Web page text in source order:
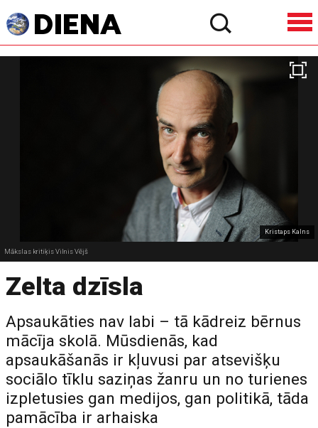
Kristaps Kalns
Mākslas kritiķis Vilnis Vējš
Zelta dzīsla
Apsaukāties nav labi – tā kādreiz bērnus
mācīja skolā. Mūsdienās, kad
apsaukāšanās ir kļuvusi par atsevišķu
sociālo tīklu saziņas žanru un no turienes
izpletusies gan medijos, gan politikā, tāda
pamācība ir arhaiska